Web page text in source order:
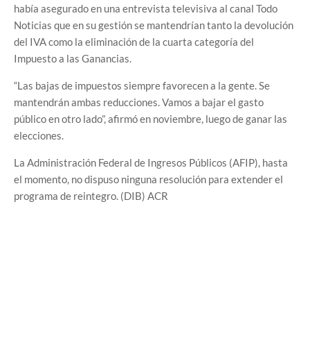
había asegurado en una entrevista televisiva al canal Todo
Noticias que en su gestión se mantendrían tanto la devolución
del IVA como la eliminación de la cuarta categoría del
Impuesto a las Ganancias.
“Las bajas de impuestos siempre favorecen a la gente. Se
mantendrán ambas reducciones. Vamos a bajar el gasto
público en otro lado”, afirmó en noviembre, luego de ganar las
elecciones.
La Administración Federal de Ingresos Públicos (AFIP), hasta
el momento, no dispuso ninguna resolución para extender el
programa de reintegro. (DIB) ACR